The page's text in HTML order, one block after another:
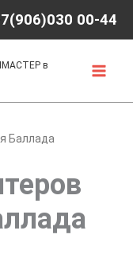
00-44
в
Баллада